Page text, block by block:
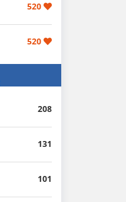
520
520
208
131
101